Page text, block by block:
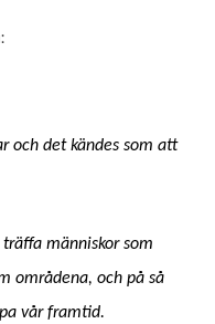
:
och det kändes som att
människor som
områdena, och på så
vår framtid.